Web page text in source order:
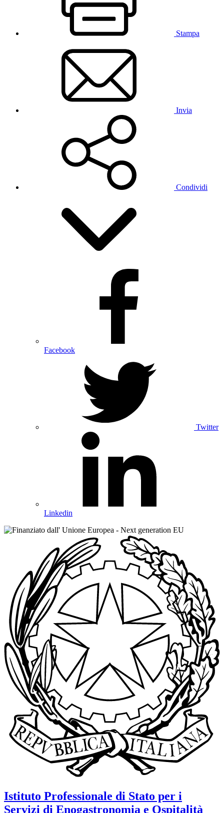
Stampa
Invia
Condividi
Facebook
Twitter
Linkedin
Istituto Professionale di Stato per i
Servizi di Enogastronomia e Ospitalità